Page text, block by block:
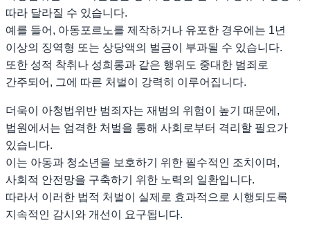
따라 달라질 수 있습니다.
예를 들어, 아동포르노를 제작하거나 유포한 경우에는 1년
이상의 징역형 또는 상당액의 벌금이 부과될 수 있습니다.
또한 성적 착취나 성희롱과 같은 행위도 중대한 범죄로
간주되어, 그에 따른 처벌이 강력히 이루어집니다.
더욱이 아청법위반 범죄자는 재범의 위험이 높기 때문에,
법원에서는 엄격한 처벌을 통해 사회로부터 격리할 필요가
있습니다.
이는 아동과 청소년을 보호하기 위한 필수적인 조치이며,
사회적 안전망을 구축하기 위한 노력의 일환입니다.
따라서 이러한 법적 처벌이 실제로 효과적으로 시행되도록
지속적인 감시와 개선이 요구됩니다.